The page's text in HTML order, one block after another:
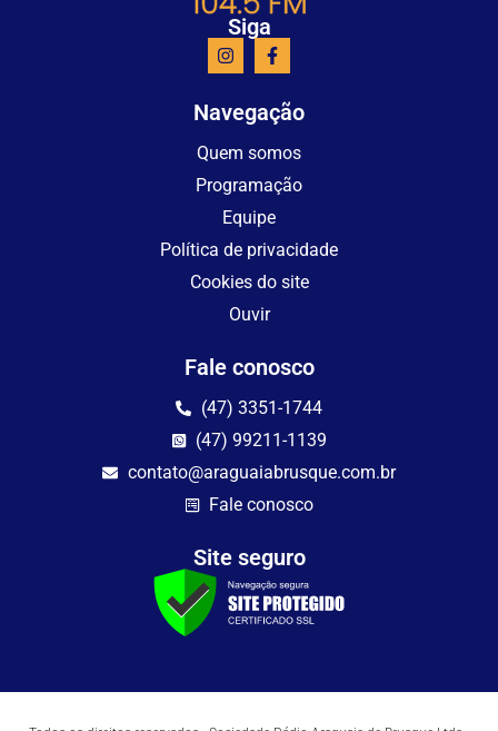
Siga
Navegação
Quem somos
Programação
Equipe
Política de privacidade
Cookies do site
Ouvir
Fale conosco
(47) 3351-1744
(47) 99211-1139
contato@araguaiabrusque.com.br
Fale conosco
Site seguro